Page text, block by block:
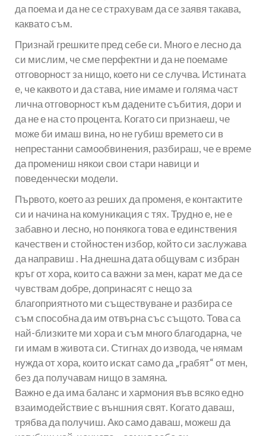
да поема и да не се страхувам да се заявя такава,
каквато съм.
Признай грешките пред себе си. Много е лесно да
си мислим, че сме перфектни и да не поемаме
отговорност за нищо, което ни се случва. Истината
е, че каквото и да става, ние имаме и голяма част
лична отговорност към дадените събития, дори и
да не е на сто процента. Когато си признаеш, че
може би имаш вина, но не губиш времето си в
непрестанни самообвинения, разбираш, че е време
да промениш някои свои стари навици и
поведенчески модели.
Първото, което аз реших да променя, е контактите
си и начина на комуникация с тях. Трудно е, не е
забавно и лесно, но понякога това е единствения
качествен и стойностен избор, който си заслужава
да направиш . На днешна дата общувам с избран
кръг от хора, които са важни за мен, карат ме да се
чувствам добре, допринасят с нещо за
благоприятното ми съществуване и разбира се
съм способна да им отвърна със същото. Това са
най-близките ми хора и съм много благодарна, че
ги имам в живота си. Стигнах до извода, че нямам
нужда от хора, които искат само да „грабят“ от мен,
без да получавам нищо в замяна.
Важно е да има баланс и хармония във всяко едно
взаимодействие с външния свят. Когато даваш,
трябва да получиш. Ако само даваш, можеш да